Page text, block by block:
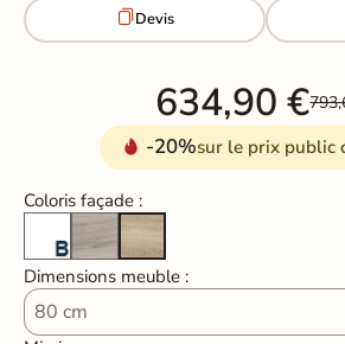
Devis
634,90 €
-20%sur le prix public
Coloris façade :
Blanc laqué brillant
Pins grisChêne naturel
Dimensions meuble :